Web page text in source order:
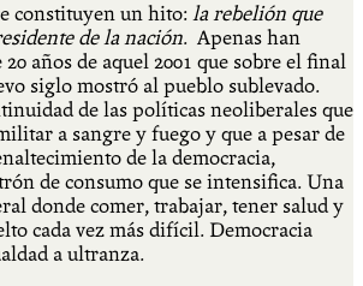
constituyen un hito: la rebelión que
de la nación. Apenas han
20 años de aquel 2001 que sobre el final
siglo mostró al pueblo sublevado.
de las políticas neoliberales que
a sangre y fuego y que a pesar de
de la democracia,
de consumo que se intensifica. Una
donde comer, trabajar, tener salud y
cada vez más difícil. Democracia
a ultranza.